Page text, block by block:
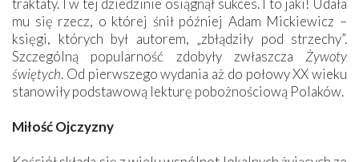
mu się rzecz, o której śnił później Adam Mickiewicz –
księgi, których był autorem, „zbłądziły pod strzechy”.
Szczególną popularność zdobyły zwłaszcza Żywoty
świętych. Od pierwszego wydania aż do połowy XX wieku
stanowiły podstawową lekturę pobożnościową Polaków.
Miłość Ojczyzny